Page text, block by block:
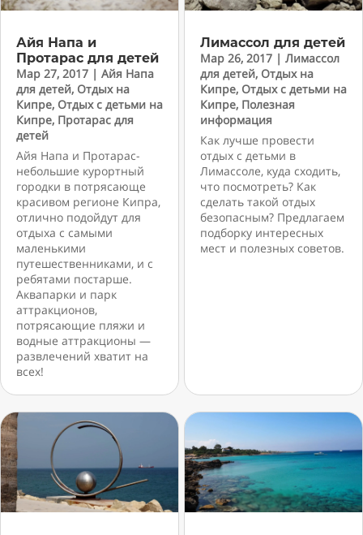
Айя Напа и
Протарас для детей
Мар 27, 2017 | Айя Напа
для детей, Отдых на
Кипре, Отдых с детьми на
Кипре, Протарас для
детей
Айя Напа и Протарас-
небольшие курортный
городки в потрясающе
красивом регионе Кипра,
отлично подойдут для
отдыха с самыми
маленькими
путешественниками, и с
ребятами постарше.
Аквапарки и парк
аттракционов,
потрясающие пляжи и
водные аттракционы —
развлечений хватит на
всех!
Лимассол для детей
Мар 26, 2017 | Лимассол
для детей, Отдых на
Кипре, Отдых с детьми на
Кипре, Полезная
информация
Как лучше провести
отдых с детьми в
Лимассоле, куда сходить,
что посмотреть? Как
сделать такой отдых
безопасным? Предлагаем
подборку интересных
мест и полезных советов.